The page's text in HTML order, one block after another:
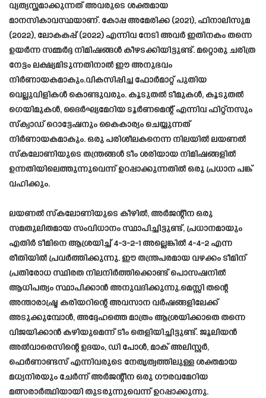
വ്യത്യസ്തമാക്കുന്നത് അവരുടെ ശക്തമായ
മാനസികാവസ്ഥയാണ്. കോപ്പ അമേരിക്ക (2021), ഫിനാലിസുമ
(2022), ലോകകപ്പ് (2022) എന്നിവ നേടി അവർ ഇതിനകം തന്നെ
ഉയർന്ന സമ്മർദ്ദ നിമിഷങ്ങൾ കീഴടക്കിയിട്ടുണ്ട്. മറ്റൊരു ചരിത്ര
നേട്ടം ലക്ഷ്യമിടുന്നതിനാൽ ഈ അനുഭവം
നിർണായകമാകും.വികസിപ്പിച്ച ഫോർമാറ്റ് പുതിയ
വെല്ലുവിളികൾ കൊണ്ടുവരും. കൂടുതൽ ടീമുകൾ, കൂടുതൽ
ഗെയിമുകൾ, ദൈർഘ്യമേറിയ ടൂർണമെന്റ് എന്നിവ ഫിറ്റ്നസും
സ്ക്വാഡ് റൊട്ടേഷനും കൈകാര്യം ചെയ്യുന്നത്
നിർണായകമാകും. ഒരു പരിശീലകനെന്ന നിലയിൽ ലയണൽ
സ്കലോണിയുടെ തന്ത്രങ്ങൾ ടീം ശരിയായ നിമിഷങ്ങളിൽ
ഉന്നതിയിലെത്തുന്നുവെന്ന് ഉറപ്പാക്കുന്നതിൽ ഒരു പ്രധാന പങ്ക്
വഹിക്കും.
ലയണൽ സ്കലോണിയുടെ കീഴിൽ, അർജന്റീന ഒരു
സമതുലിതമായ സംവിധാനം സ്ഥാപിച്ചിട്ടുണ്ട്, പ്രധാനമായും
എതിർ ടീമിനെ ആശ്രയിച്ച് 4-3-2-1 അല്ലെങ്കിൽ 4-4-2 എന്ന
രീതിയിൽ പ്രവർത്തിക്കുന്നു. ഈ തന്ത്രപരമായ വഴക്കം ടീമിന്
പ്രതിരോധ സ്ഥിരത നിലനിർത്തിക്കൊണ്ട് പൊസഷനിൽ
ആധിപത്യം സ്ഥാപിക്കാൻ അനുവദിക്കുന്നു.മെസ്സി തന്റെ
അന്താരാഷ്ട്ര കരിയറിന്റെ അവസാന വർഷങ്ങളിലേക്ക്
അടുക്കുമ്പോൾ, അദ്ദേഹത്തെ മാത്രം ആശ്രയിക്കാതെ തന്നെ
വിജയിക്കാൻ കഴിയുമെന്ന് ടീം തെളിയിച്ചിട്ടുണ്ട്. ജൂലിയൻ
അൽവാരെസിന്റെ ഉദയം, ഡി പോൾ, മാക് അലിസ്റ്റർ,
ഫെർണാണ്ടസ് എന്നിവരുടെ നേതൃത്വത്തിലുള്ള ശക്തമായ
മധ്യനിരയും ചേർന്ന് അർജന്റീന ഒരു ഗൗരവമേറിയ
മത്സരാർത്ഥിയായി തുടരുന്നുവെന്ന് ഉറപ്പാക്കുന്നു.